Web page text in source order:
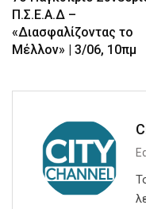
Π.Σ.Ε.Α.Δ –
«Διασφαλίζοντας το
Μέλλον» | 3/06, 10πμ